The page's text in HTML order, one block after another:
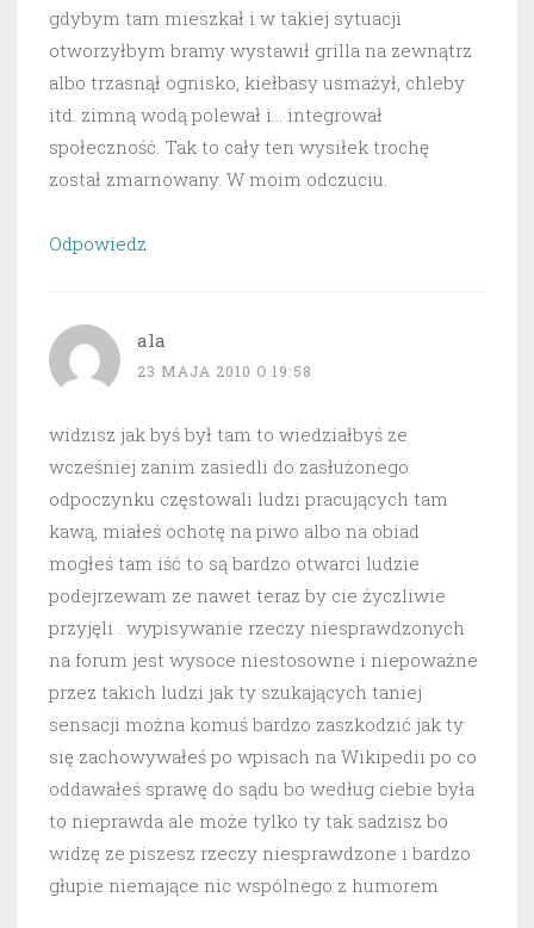
gdybym tam mieszkał i w takiej sytuacji
otworzyłbym bramy wystawił grilla na zewnątrz
albo trzasnął ognisko, kiełbasy usmażył, chleby
itd. zimną wodą polewał i… integrował
społeczność. Tak to cały ten wysiłek trochę
został zmarnowany. W moim odczuciu.
Odpowiedz
ala
23 MAJA 2010 O 19:58
widzisz jak byś był tam to wiedziałbyś ze
wcześniej zanim zasiedli do zasłużonego
odpoczynku częstowali ludzi pracujących tam
kawą, miałeś ochotę na piwo albo na obiad
mogłeś tam iść to są bardzo otwarci ludzie
podejrzewam ze nawet teraz by cie życzliwie
przyjęli . wypisywanie rzeczy niesprawdzonych
na forum jest wysoce niestosowne i niepoważne
przez takich ludzi jak ty szukających taniej
sensacji można komuś bardzo zaszkodzić jak ty
się zachowywałeś po wpisach na Wikipedii po co
oddawałeś sprawę do sądu bo według ciebie była
to nieprawda ale może tylko ty tak sadzisz bo
widzę ze piszesz rzeczy niesprawdzone i bardzo
głupie niemające nic wspólnego z humorem